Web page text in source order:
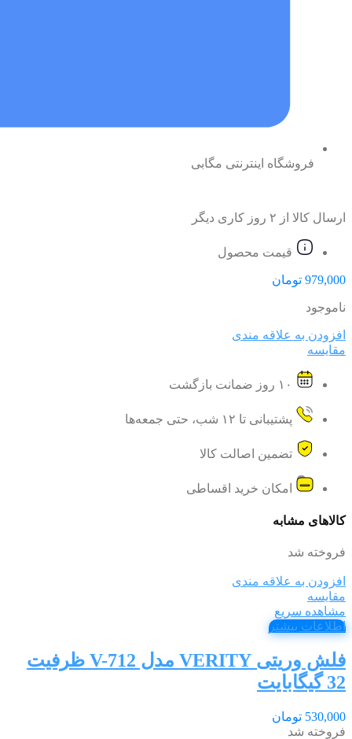
فروشگاه اینترنتی مگابی
ارسال کالا از ۲ روز کاری دیگر
قیمت محصول
979,000 تومان
ناموجود
افزودن به علاقه مندی
مقایسه
۱۰ روز ضمانت بازگشت
پشتیبانی تا ۱۲ شب، حتی جمعه‌ها
تضمین اصالت کالا
امکان خرید اقساطی
کالاهای مشابه
فروخته شد
افزودن به علاقه مندی
مقایسه
مشاهده سریع
اطلاعات بیشتر
فلش وریتی VERITY مدل V-712 ظرفیت
32 گیگابایت
530,000 تومان
فروخته شد